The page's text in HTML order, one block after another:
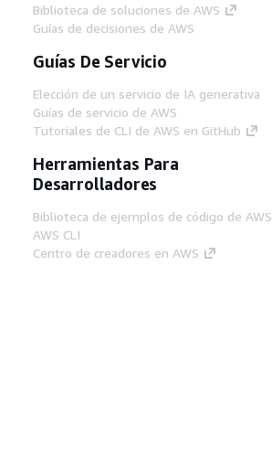
Biblioteca de soluciones de AWS
Guías de decisiones de AWS
Guías De Servicio
Elección de un servicio de IA generativa
Guías de servicio de AWS
Tutoriales de CLI de AWS en GitHub
Herramientas Para
Desarrolladores
Biblioteca de ejemplos de código de AWS
AWS CLI
Centro de creadores en AWS